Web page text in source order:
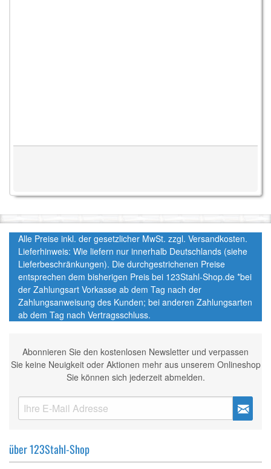
Alle Preise inkl. der gesetzlicher MwSt. zzgl. Versandkosten.
Lieferhinweis: Wie liefern nur innerhalb Deutschlands (siehe
Lieferbeschränkungen). Die durchgestrichenen Preise
entsprechen dem bisherigen Preis bei 123Stahl-Shop.de *bei
der Zahlungsart Vorkasse ab dem Tag nach der
Zahlungsanweisung des Kunden; bei anderen Zahlungsarten
ab dem Tag nach Vertragsschluss.
Abonnieren Sie den kostenlosen Newsletter und verpassen
Sie keine Neuigkeit oder Aktionen mehr aus unserem Onlineshop
Sie können sich jederzeit abmelden.
über 123Stahl-Shop